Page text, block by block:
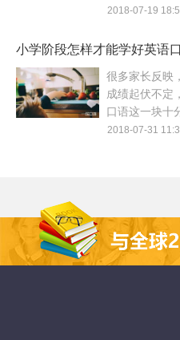
了：小学英语
么教效果好的
2018-07-19
小学阶段怎样才能学好英语
很多家长反映
成绩起伏不定
口语这一块十
怎样才能学好
2018-07-31